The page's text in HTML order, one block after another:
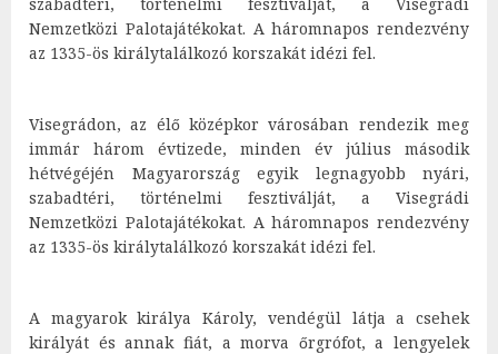
Nemzetközi Palotajátékokat. A háromnapos rendezvény
az 1335-ös királytalálkozó korszakát idézi fel.
Visegrádon, az élő középkor városában rendezik meg
immár három évtizede, minden év július második
hétvégéjén Magyarország egyik legnagyobb nyári,
szabadtéri, történelmi fesztiválját, a Visegrádi
Nemzetközi Palotajátékokat. A háromnapos rendezvény
az 1335-ös királytalálkozó korszakát idézi fel.
A magyarok királya Károly, vendégül látja a csehek
királyát és annak fiát, a morva őrgrófot, a lengyelek